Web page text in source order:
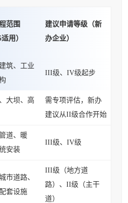
范围
用）
建议申请等级（新
办企业）
筑、工业
III级、IV级起步
大坝、高
需专项评估，新办
建议从II级合作开始
道、暖
安装
III级、IV级
市道路、
套设施
III级（地方道
路）、II级（主干
道）